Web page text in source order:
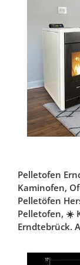
Pelletofen
Kaminofen,
Pelletöfen
Pelletofen, ☀️
Erndtebrück.